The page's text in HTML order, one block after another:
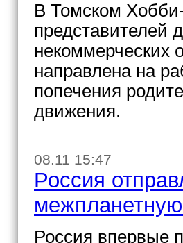
В Томском
представителей
некоммерческих
направлена на
попечения
движения.
08.11 15:47
Россия
Россия впервые